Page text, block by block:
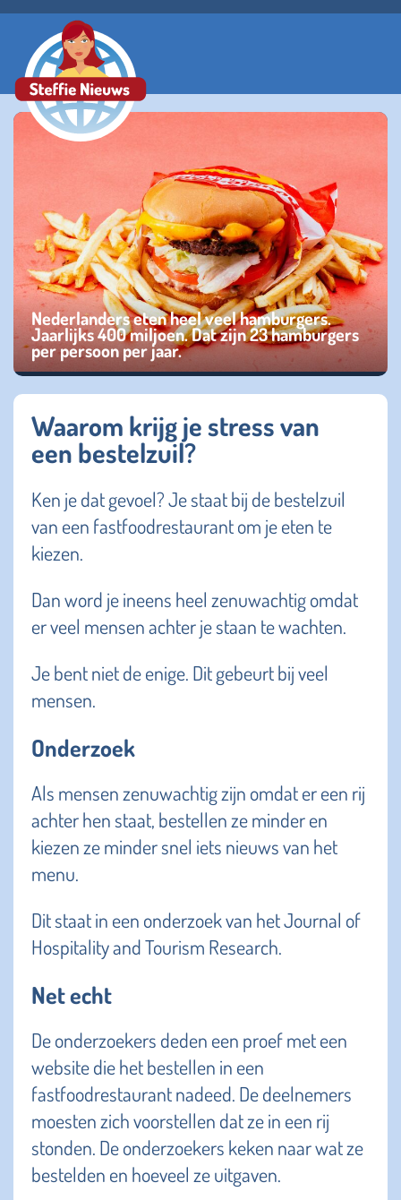
Nederlanders eten heel veel hamburgers.
Jaarlijks 400 miljoen. Dat zijn 23 hamburgers
per persoon per jaar.
Waarom krijg je stress van
een bestelzuil?
Ken je dat gevoel? Je staat bij de bestelzuil
van een fastfoodrestaurant om je eten te
kiezen.
Dan word je ineens heel zenuwachtig omdat
er veel mensen achter je staan te wachten.
Je bent niet de enige. Dit gebeurt bij veel
mensen.
Onderzoek
Als mensen zenuwachtig zijn omdat er een rij
achter hen staat, bestellen ze minder en
kiezen ze minder snel iets nieuws van het
menu.
Dit staat in een onderzoek van het Journal of
Hospitality and Tourism Research.
Net echt
De onderzoekers deden een proef met een
website die het bestellen in een
fastfoodrestaurant nadeed. De deelnemers
moesten zich voorstellen dat ze in een rij
stonden. De onderzoekers keken naar wat ze
bestelden en hoeveel ze uitgaven.